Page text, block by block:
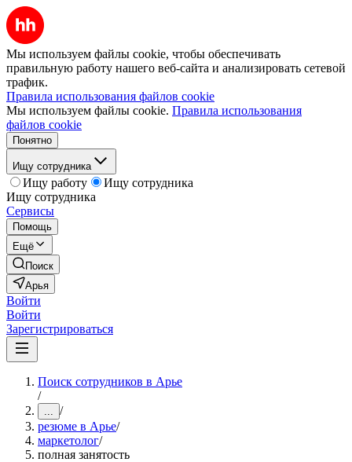
Мы используем файлы cookie, чтобы обеспечивать
правильную работу нашего веб-сайта и анализировать сетевой
трафик.
Правила использования файлов cookie
Мы используем файлы cookie. Правила использования
файлов cookie
Понятно
Ищу сотрудника
Ищу работу
Ищу сотрудника
Ищу сотрудника
Сервисы
Помощь
Ещё
Поиск
Арья
Войти
Войти
Зарегистрироваться
Поиск сотрудников в Арье
/
... /
резюме в Арье/
маркетолог/
полная занятость